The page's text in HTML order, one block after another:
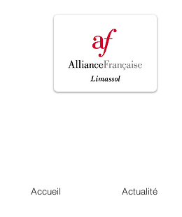
Accueil Actualité